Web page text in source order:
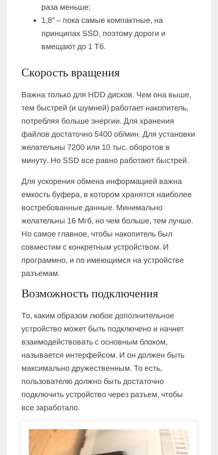
раза меньше;
1,8” – пока самые компактные, на
принципах SSD, поэтому дороги и
вмещают до 1 Тб.
Скорость вращения
Важна только для HDD дисков. Чем она выше,
тем быстрей (и шумней) работает накопитель,
потребляя больше энергии. Для хранения
файлов достаточно 5400 об/мин. Для установки
желательны 7200 или 10 тыс. оборотов в
минуту. Но SSD все равно работают быстрей.
Для ускорения обмена информацией важна
емкость буфера, в котором хранятся наиболее
востребованные данные. Минимально
желательны 16 Мгб, но чем больше, тем лучше.
Но самое главное, чтобы накопитель был
совместим с конкретным устройством. И
программно, и по имеющимся на устройстве
разъемам.
Возможность подключения
То, каким образом любое дополнительное
устройство может быть подключено и начнет
взаимодействовать с основным блоком,
называется интерфейсом. И он должен быть
максимально дружественным. То есть,
пользователю должно быть достаточно
подключить устройство через разъем, чтобы
все заработало.